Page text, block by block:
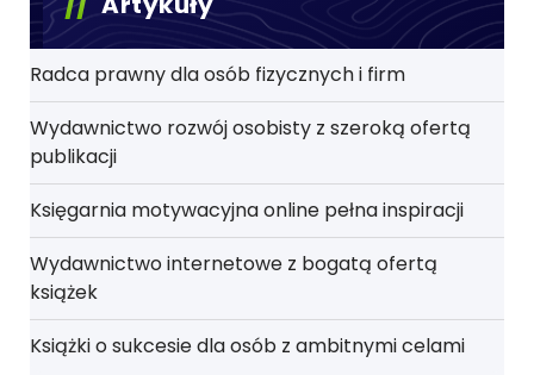
Radca prawny dla osób fizycznych i firm
Wydawnictwo rozwój osobisty z szeroką ofertą
publikacji
Księgarnia motywacyjna online pełna inspiracji
Wydawnictwo internetowe z bogatą ofertą
książek
Książki o sukcesie dla osób z ambitnymi celami